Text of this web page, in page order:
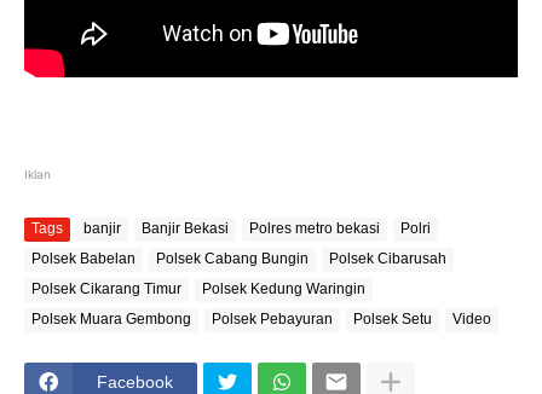
Iklan
Tags banjir Banjir Bekasi Polres metro bekasi
Polri
Polsek Babelan
Polsek Cabang Bungin
Polsek Cibarusah
Polsek Cikarang Timur
Polsek Kedung Waringin
Polsek Muara Gembong
Polsek Pebayuran Polsek Setu Video
Facebook